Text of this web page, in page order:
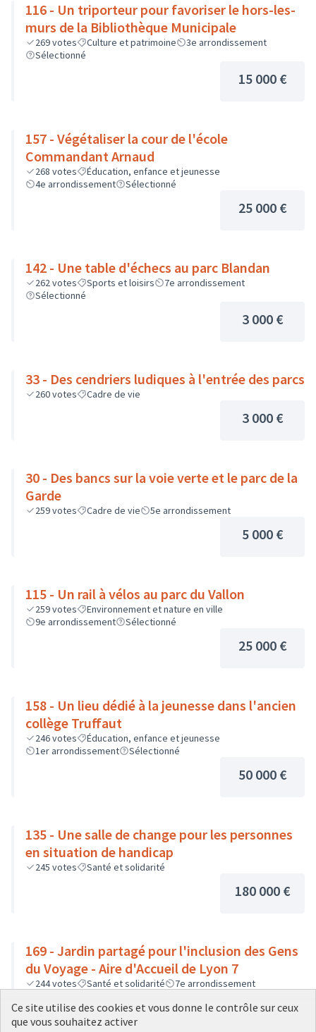
116 - Un triporteur pour favoriser le hors-les-
murs de la Bibliothèque Municipale
269votes Culture et patrimoine
3e arrondissement
Sélectionné
15 000 €
157 - Végétaliser la cour de l'école
Commandant Arnaud
268 votes
Éducation, enfance et jeunesse
4e arrondissement
Sélectionné
25 000 €
142 - Une table d'échecs au parc Blandan
262votes Sports et loisirs
7e arrondissement
Sélectionné
3 000 €
33 - Des cendriers ludiques à l'entrée des parcs
260votes Cadre de vie
3 000 €
30 - Des bancs sur la voie verte et le parc de la
Garde
259votes Cadre de vie 5e arrondissement
5 000 €
115 - Un rail à vélos au parc du Vallon
259votes
Environnement et nature en ville
9e arrondissement
Sélectionné
25 000 €
158 - Un lieu dédié à la jeunesse dans l'ancien
collège Truffaut
246votes
Éducation, enfance et jeunesse
1er arrondissement
Sélectionné
50 000 €
135 - Une salle de change pour les personnes
en situation de handicap
245 votes Santé et solidarité
180 000 €
169 - Jardin partagé pour l'inclusion des Gens
du Voyage - Aire d'Accueil de Lyon 7
244votes Santé et solidarité
7e arrondissement
Ce site utilise des cookies et vous donne le contrôle sur ceux
que vous souhaitez activer